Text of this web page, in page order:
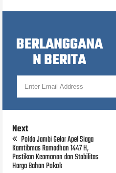
BERLANGGANA
N BERITA
Next
Polda Jambi Gelar Apel Siaga
Kamtibmas Ramadhan 1447 H,
Pastikan Keamanan dan Stabilitas
Harga Bahan Pokok